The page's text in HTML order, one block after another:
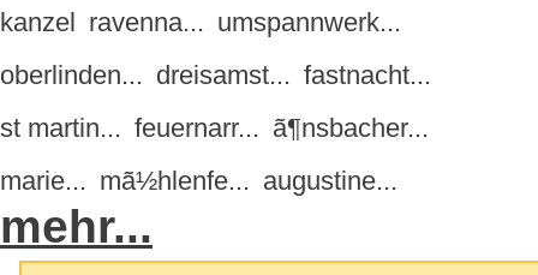
kanzel ravenna... umspannwerk...
oberlinden... dreisamst... fastnacht...
st martin... feuernarr... ã¶nsbacher...
marie... mã½hlenfe... augustine...
mehr...